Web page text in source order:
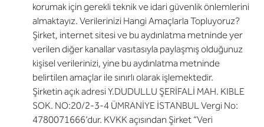
korumak için gerekli teknik ve idari güvenlik önlemlerini
almaktayız. Verilerinizi Hangi Amaçlarla Topluyoruz?
Şirket, internet sitesi ve bu aydınlatma metninde yer
verilen diğer kanallar vasıtasıyla paylaşmış olduğunuz
kişisel verilerinizi, yine bu aydınlatma metninde
belirtilen amaçlar ile sınırlı olarak işlemektedir.
Şirketin açık adresi Y.DUDULLU ŞERİFALİ MAH. KIBLE
SOK. NO:20/2-3-4 ÜMRANİYE İSTANBUL Vergi No:
4780071666’dur. KVKK açısından Şirket “Veri